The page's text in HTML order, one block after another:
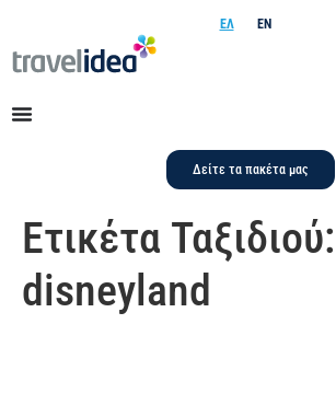
ΕΛ EN
Δείτε τα πακέτα μας
Ετικέτα Ταξιδιού:
disneyland